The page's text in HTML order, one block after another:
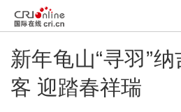
新年龟山“寻羽”
客 迎踏春祥瑞